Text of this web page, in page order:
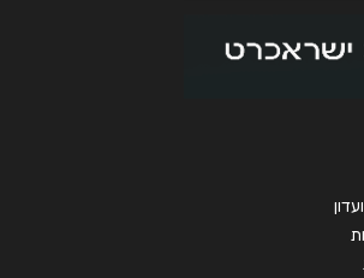
37
מודיעין לב העיר 2